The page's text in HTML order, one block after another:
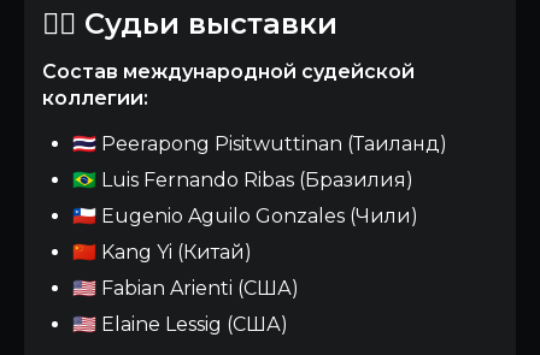
👨‍⚖️ Судьи выставки
Состав международной судейской
коллегии:
🇹🇭 Peerapong Pisitwuttinan (Таиланд)
🇧🇷 Luis Fernando Ribas (Бразилия)
🇨🇱 Eugenio Aguilo Gonzales (Чили)
🇨🇳 Kang Yi (Китай)
🇺🇸 Fabian Arienti (США)
🇺🇸 Elaine Lessig (США)